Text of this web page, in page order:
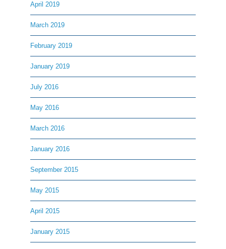
April 2019
March 2019
February 2019
January 2019
July 2016
May 2016
March 2016
January 2016
September 2015
May 2015
April 2015
January 2015